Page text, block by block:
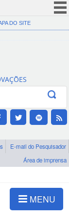
(COVID-19)
Canais
DO SITE
E-mail do Pesquisador
Área de imprensa
MENU